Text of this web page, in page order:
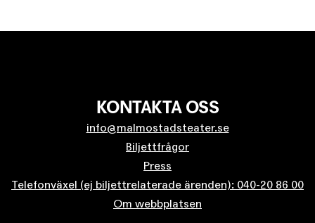
KONTAKTA OSS
info@malmostadsteater.se
Biljettfrågor
Press
Telefonväxel (ej biljettrelaterade ärenden): 040-20 86 00
Om webbplatsen